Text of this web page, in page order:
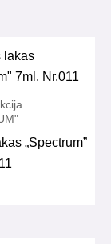
„Spectrum”